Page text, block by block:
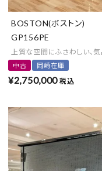
BOSTON(ボストン)
GP156PE
上質な空間にふさわしい、気
中古 岡崎在庫
¥2,750,000 税込